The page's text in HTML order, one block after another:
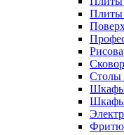
Плиты
Столы
Шкафы